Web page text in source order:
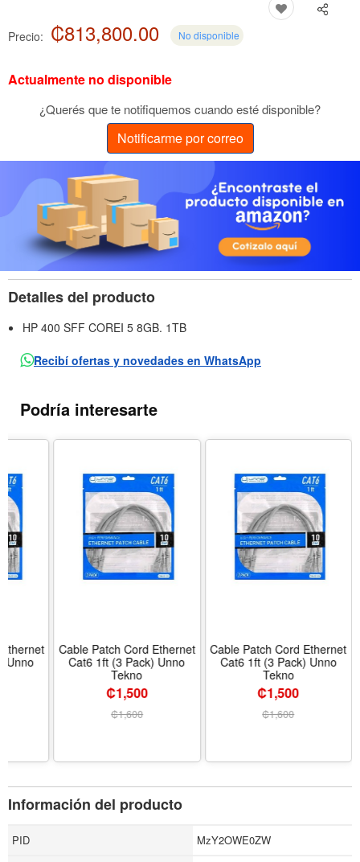
Precio: ₡813,800.00 No disponible
Actualmente no disponible
¿Querés que te notifiquemos cuando esté disponible?
Notificarme por correo
Detalles del producto
HP 400 SFF COREI 5 8GB. 1TB
Recibí ofertas y novedades en WhatsApp
Podría interesarte
Unno
Cable Patch Cord Ethernet
Cat6 1ft (3 Pack) Unno
Tekno
₡1,500
₡1,600
Cable Patch Cord Ethernet
Cat6 1ft (3 Pack) Unno
Tekno
₡1,500
₡1,600
Información del producto
PID
MzY2OWE0ZW